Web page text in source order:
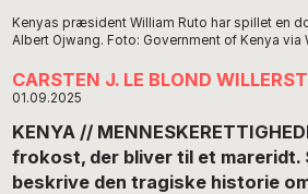
Kenyas præsident William Ruto har spillet en
Albert Ojwang. Foto: Government of Kenya via
CARSTEN J. LE BLOND
01.09.2025
KENYA //
frokost, der bliver til et mareridt.
beskrive den tragiske historie